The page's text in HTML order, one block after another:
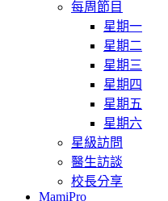
每周節目
星期一
星期二
星期三
星期四
星期五
星期六
星級訪問
醫生訪談
校長分享
MamiPro